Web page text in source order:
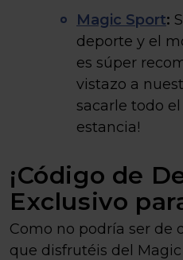
Magic Sport:
deporte y el
es súper
vistazo a
sacarle todo
estancia!
¡Código de
Exclusivo
Como no podría ser de
que disfrutéis del